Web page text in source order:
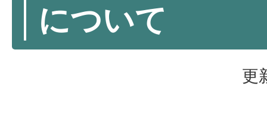
について
更